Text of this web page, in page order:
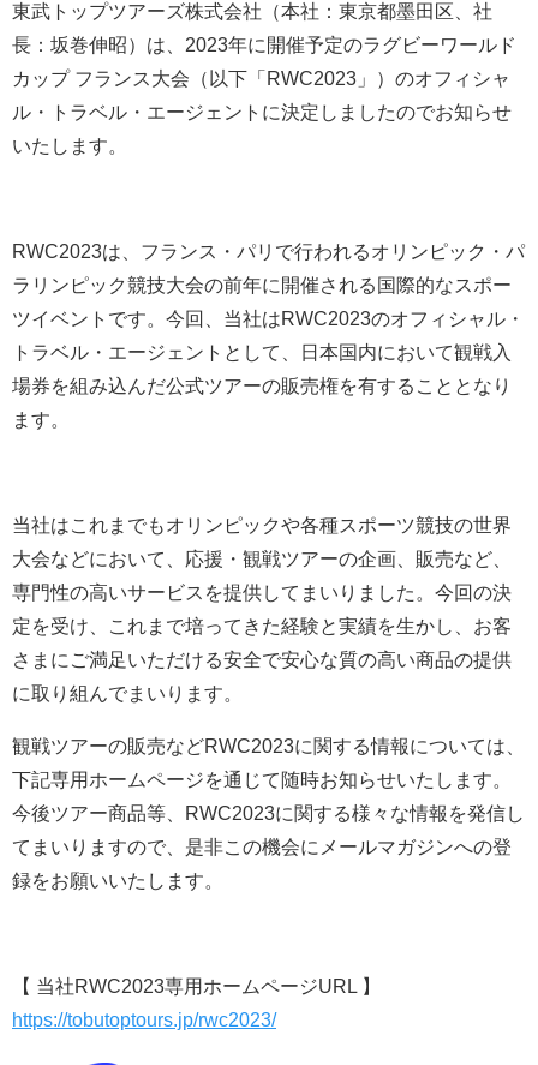
東武トップツアーズ株式会社（本社：東京都墨田区、社
長：坂巻伸昭）は、2023年に開催予定のラグビーワールド
カップ フランス大会（以下「RWC2023」）のオフィシャ
ル・トラベル・エージェントに決定しましたのでお知らせ
いたします。
RWC2023は、フランス・パリで行われるオリンピック・パ
ラリンピック競技大会の前年に開催される国際的なスポー
ツイベントです。今回、当社はRWC2023のオフィシャル・
トラベル・エージェントとして、日本国内において観戦入
場券を組み込んだ公式ツアーの販売権を有することとなり
ます。
当社はこれまでもオリンピックや各種スポーツ競技の世界
大会などにおいて、応援・観戦ツアーの企画、販売など、
専門性の高いサービスを提供してまいりました。今回の決
定を受け、これまで培ってきた経験と実績を生かし、お客
さまにご満足いただける安全で安心な質の高い商品の提供
に取り組んでまいります。
観戦ツアーの販売などRWC2023に関する情報については、
下記専用ホームページを通じて随時お知らせいたします。
今後ツアー商品等、RWC2023に関する様々な情報を発信し
てまいりますので、是非この機会にメールマガジンへの登
録をお願いいたします。
【 当社RWC2023専用ホームページURL 】
https://tobutoptours.jp/rwc2023/